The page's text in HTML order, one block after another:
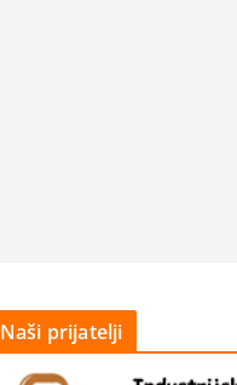
Naši prijatelji